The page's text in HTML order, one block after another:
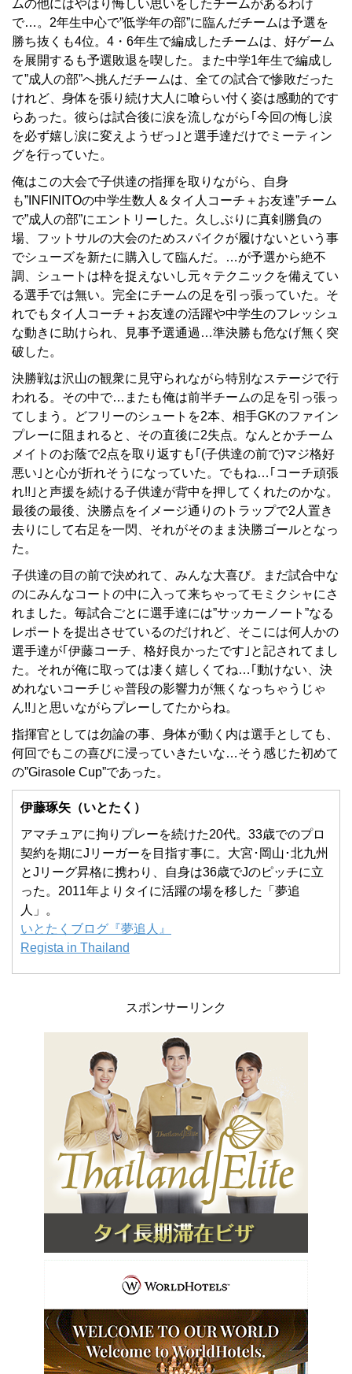
ムの他にはやはり悔しい思いをしたチームがあるわけ
で…。2年生中心で”低学年の部”に臨んだチームは予選を
勝ち抜くも4位。4・6年生で編成したチームは、好ゲーム
を展開するも予選敗退を喫した。また中学1年生で編成し
て”成人の部”へ挑んだチームは、全ての試合で惨敗だった
けれど、身体を張り続け大人に喰らい付く姿は感動的です
らあった。彼らは試合後に涙を流しながら｢今回の悔し涙
を必ず嬉し涙に変えようぜっ｣と選手達だけでミーティン
グを行っていた。
俺はこの大会で子供達の指揮を取りながら、自身
も”INFINITOの中学生数人＆タイ人コーチ＋お友達”チーム
で”成人の部”にエントリーした。久しぶりに真剣勝負の
場、フットサルの大会のためスパイクが履けないという事
でシューズを新たに購入して臨んだ。…が予選から絶不
調、シュートは枠を捉えないし元々テクニックを備えてい
る選手では無い。完全にチームの足を引っ張っていた。そ
れでもタイ人コーチ＋お友達の活躍や中学生のフレッシュ
な動きに助けられ、見事予選通過…準決勝も危なげ無く突
破した。
決勝戦は沢山の観衆に見守られながら特別なステージで行
われる。その中で…またも俺は前半チームの足を引っ張っ
てしまう。どフリーのシュートを2本、相手GKのファイン
プレーに阻まれると、その直後に2失点。なんとかチーム
メイトのお蔭で2点を取り返すも｢(子供達の前で)マジ格好
悪い｣と心が折れそうになっていた。でもね…｢コーチ頑張
れ!!｣と声援を続ける子供達が背中を押してくれたのかな。
最後の最後、決勝点をイメージ通りのトラップで2人置き
去りにして右足を一閃、それがそのまま決勝ゴールとなっ
た。
子供達の目の前で決めれて、みんな大喜び。まだ試合中な
のにみんなコートの中に入って来ちゃってモミクシャにさ
れました。毎試合ごとに選手達には”サッカーノート”なる
レポートを提出させているのだけれど、そこには何人かの
選手達が｢伊藤コーチ、格好良かったです｣と記されてまし
た。それが俺に取っては凄く嬉しくてね…｢動けない、決
めれないコーチじゃ普段の影響力が無くなっちゃうじゃ
ん!!｣と思いながらプレーしてたからね。
指揮官としては勿論の事、身体が動く内は選手としても、
何回でもこの喜びに浸っていきたいな…そう感じた初めて
の”Girasole Cup”であった。
伊藤琢矢（いとたく）
アマチュアに拘りプレーを続けた20代。33歳でのプロ
契約を期にJリーガーを目指す事に。大宮･岡山･北九州
とJリーグ昇格に携わり、自身は36歳でJのピッチに立
った。2011年よりタイに活躍の場を移した「夢追
人」。
いとたくブログ『夢追人』
Regista in Thailand
スポンサーリンク